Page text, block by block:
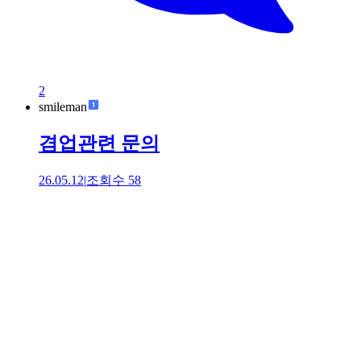
2
smileman
겸업관련 문의
26.05.12|조회수 58